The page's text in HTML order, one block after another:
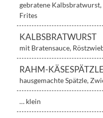
gebratene
Frites
KALBSBRATWURST
mit Bratensauce,
RAHM-KÄSESPÄTZLE
hausgemachte Spätzle,
… klein